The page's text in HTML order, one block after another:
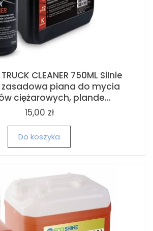
TRUCK CLEANER 750ML Silnie
piana do mycia
ciężarowych, plande...
15,00 zł
Do koszyka